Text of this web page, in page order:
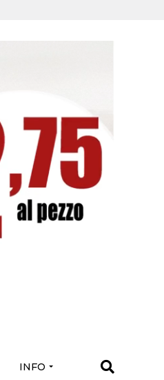
INFO